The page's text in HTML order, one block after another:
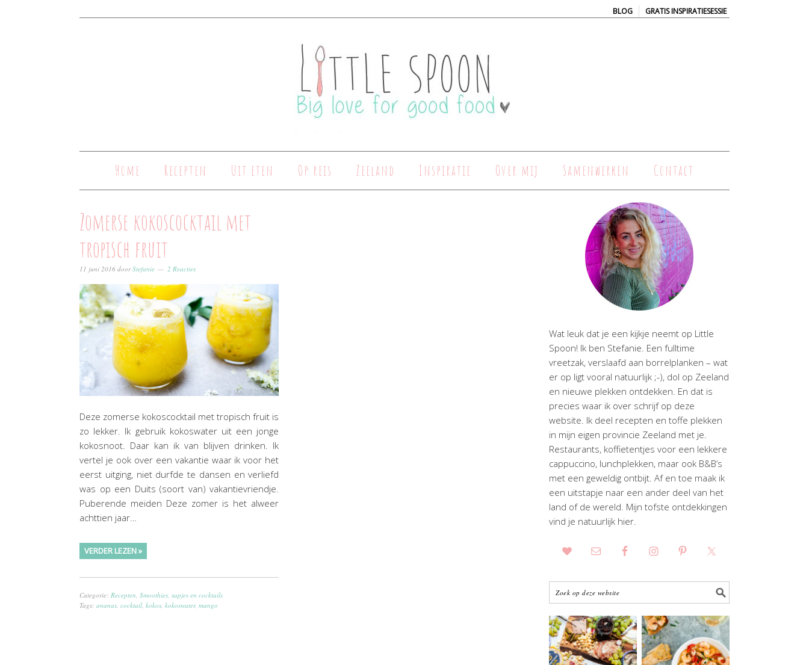
BLOG | GRATIS INSPIRATIESESSIE
Home Recepten Uit eten Op reis Zeeland Inspiratie Over mij Samenwerken Contact
Zomerse kokoscocktail met
tropisch fruit
11 juni 2016 doorStefanie 2 Reacties
Deze zomerse kokoscocktail met tropisch fruit is
zo lekker. Ik gebruik kokoswater uit een jonge
kokosnoot. Daar kan ik van blijven drinken. Ik
vertel je ook over een vakantie waar ik voor het
eerst uitging, niet durfde te dansen en verliefd
was op een Duits (soort van) vakantievriendje.
Puberende meiden Deze zomer is het alweer
achttien jaar…
VERDER LEZEN »
Categorie: Recepten, Smoothies, sapjes en cocktails
Tags: ananas, cocktail, kokos, kokoswater, mango
Wat leuk dat je een kijkje neemt op Little
Spoon! Ik ben Stefanie. Een fulltime
vreetzak, verslaafd aan borrelplanken – wat
er op ligt vooral natuurlijk ;-), dol op Zeeland
en nieuwe plekken ontdekken. En dat is
precies waar ik over schrijf op deze
website. Ik deel recepten en toffe plekken
in mijn eigen provincie Zeeland met je.
Restaurants, koffietentjes voor een lekkere
cappuccino, lunchplekken, maar ook B&B’s
met een geweldig ontbijt. Af en toe maak ik
een uitstapje naar een ander deel van het
land of de wereld. Mijn tofste ontdekkingen
vind je natuurlijk hier.